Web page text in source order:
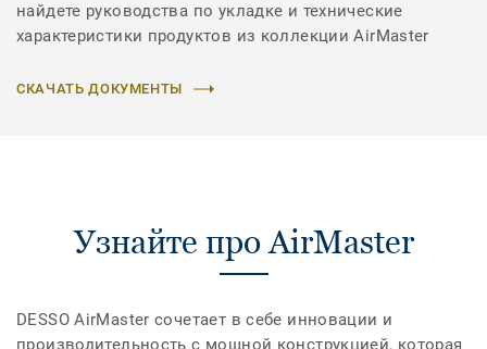
найдете руководства по укладке и технические
характеристики продуктов из коллекции AirMaster
СКАЧАТЬ ДОКУМЕНТЫ
Узнайте про AirMaster
DESSO AirMaster сочетает в себе инновации и
производительность с мощной конструкцией, которая